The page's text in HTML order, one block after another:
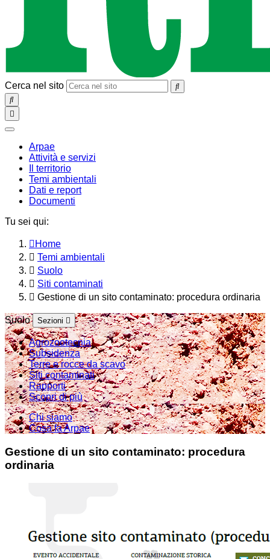
Cerca nel sito
SEARCH
Toggle
navigation
chiudi
Arpae
Attività e servizi
Il territorio
Temi ambientali
Dati e report
Documenti
Tu sei qui:
Home
Temi ambientali
Suolo
Siti contaminati
Gestione di un sito contaminato: procedura ordinaria
Suolo Sezioni
Agrozootecnia
Subsidenza
Terre e rocce da scavo
Siti contaminati
Rapporti
Scopri di più
Chi siamo
Cosa fa Arpae
Gestione di un sito contaminato: procedura
ordinaria